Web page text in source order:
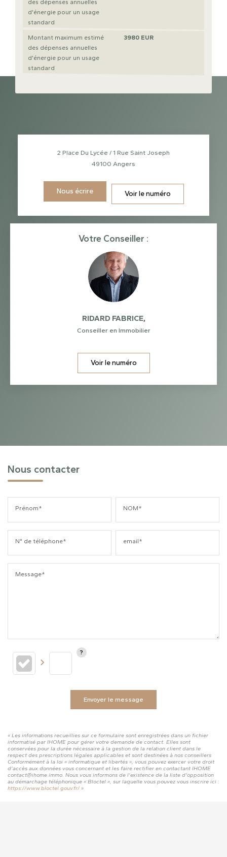
des dépenses annuelles
d'énergie pour un usage
standard
Montant maximum estimé
des dépenses annuelles
d'énergie pour un usage
standard
3980 EUR
2 Place Du Lycée / 1 Rue Saint Joseph
49100 Angers
Nous écrire Voir le numéro
Votre Conseiller :
RIDARD FABRICE,
Conseiller en Immobilier
Voir le numéro
Nous contacter
Prénom* NOM*
N° de téléphone* email*
Message*
Envoyer le message
« Les informations recueillies sur ce formulaire sont enregistrées dans un fichier
informatisé par IHOME pour gérer votre demande de contact. Elles sont
conservées pour la durée nécessaire à la gestion de la relation client dans le
respect des prescriptions légales applicables et sont destinées à nos conseillers
Conformément à la loi « informatique et libertés », vous pouvez exercer votre droit
d'accès aux données vous concernant et les faire rectifier en contactant IHOME
contact@ihome.immo. Nous vous informons de l'existence de la liste d'opposition
au démarchage téléphonique « Bloctel », sur laquelle vous pouvez vous inscrire ici :
https://www.bloctel.gouv.fr/ »